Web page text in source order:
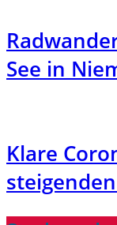
See in
Klare